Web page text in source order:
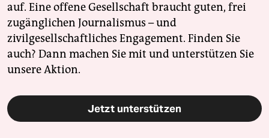
auf. Eine offene Gesellschaft braucht guten, frei
zugänglichen Journalismus – und
zivilgesellschaftliches Engagement. Finden Sie
auch? Dann machen Sie mit und unterstützen Sie
unsere Aktion.
Jetzt unterstützen